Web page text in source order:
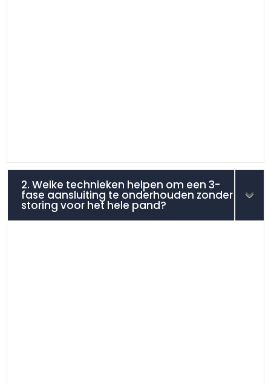
2. Welke technieken helpen om een 3-
fase aansluiting te onderhouden zonder
storing voor het hele pand?